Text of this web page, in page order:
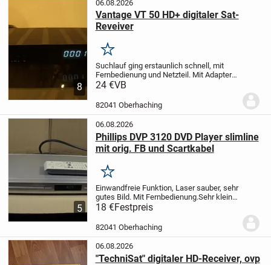
8
06.08.2026
Vantage VT 50 HD+ digitaler Sat-
Reveiver
Merken
Suchlauf ging erstaunlich schnell, mit
Fernbedienung und Netzteil. Mit Adapter
(nicht enthalten) wäre auch 12 Volt-
etc.)Meine ehrlichen und original- Bilder
24 €VB
82041 Oberhaching
5
06.08.2026
Phillips DVP 3120 DVD Player slimline
mit orig. FB und Scartkabel
Merken
Einwandfreie Funktion, Laser sauber, sehr
gutes Bild. Mit Fernbedienung.Sehr kleine
Maße: 36b x 20t x 4h.
Da es sich um einen Privatverkauf
handelt sind Garantie, Umtausch...
18 €Festpreis
82041 Oberhaching
06.08.2026
"TechniSat" digitaler HD-Receiver, ovp